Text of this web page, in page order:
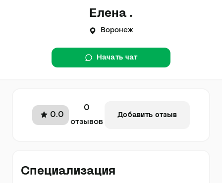
Елена .
Воронеж
Начать чат
0.0
0
отзывов
Добавить отзыв
Специализация